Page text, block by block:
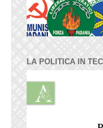
LA POLITICA IN